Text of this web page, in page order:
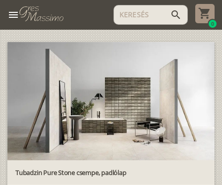
menu search
0
Tubadzin Pure Stone csempe, padlólap